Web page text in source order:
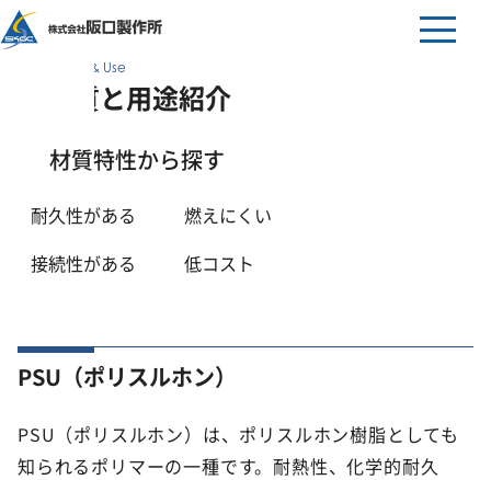
Material & Use
材質と用途紹介
材質特性から探す
耐久性がある
燃えにくい
接続性がある
低コスト
PSU（ポリスルホン）
PSU（ポリスルホン）は、ポリスルホン樹脂としても
知られるポリマーの一種です。耐熱性、化学的耐久